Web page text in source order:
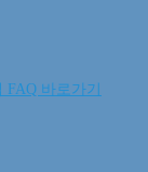
FAQ 바로가기